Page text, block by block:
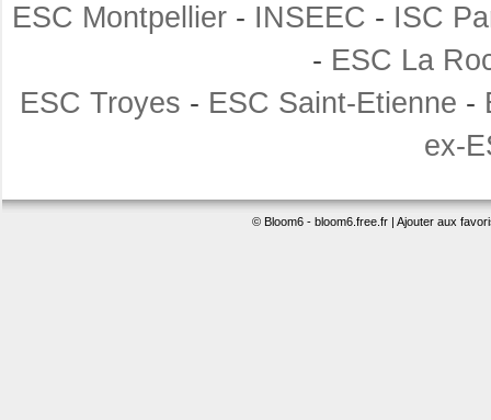
ESC Montpellier - INSEEC - ISC
- ESC La
ESC Troyes - ESC Saint-Etienne -
ex-
© Bloom6 - bloom6.free.fr | Ajouter aux